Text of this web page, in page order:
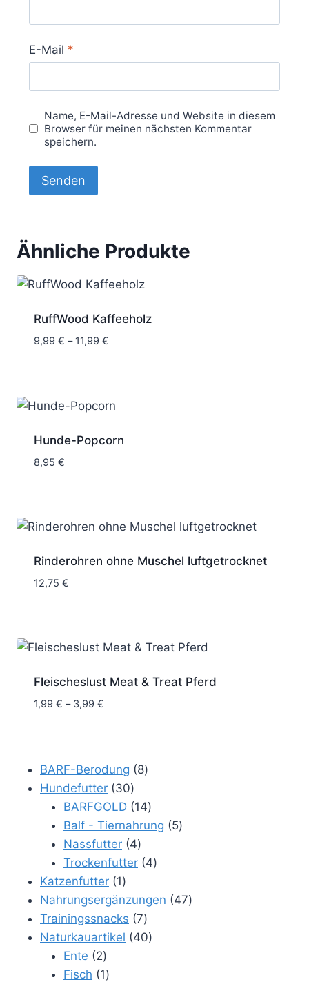
E-Mail *
Name, E-Mail-Adresse und Website in diesem
Browser für meinen nächsten Kommentar
speichern.
Ähnliche Produkte
RuffWood Kaffeeholz
9,99 € – 11,99 €Preisspanne:
Hunde-Popcorn
8,95 €
Rinderohren ohne Muschel luftgetrocknet
12,75 €
Fleischeslust Meat & Treat Pferd
1,99 € – 3,99 €Preisspanne:
BARF-Berodung 88
Hundefutter 3030
Produkte
BARFGOLD 1414
Produkte
Balf - Tiernahrung 55
Nassfutter 44
Produkte
Trockenfutter 44
Katzenfutter 11
Produkt
Nahrungsergänzungen 4747
Trainingssnacks 77
Produkte
Naturkauartikel 4040
Ente 22
Produkte
Fisch 11